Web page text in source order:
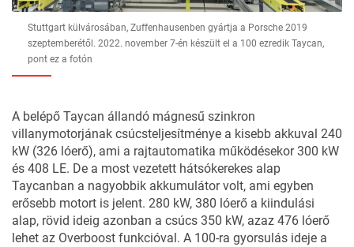
Stuttgart külvárosában, Zuffenhausenben gyártja a Porsche 2019
szeptemberétől. 2022. november 7-én készült el a 100 ezredik Taycan,
pont ez a fotón
A belépő Taycan állandó mágnesű szinkron
villanymotorjának csúcsteljesítménye a kisebb akkuval 240
kW (326 lóerő), ami a rajtautomatika működésekor 300 kW
és 408 LE. De a most vezetett hátsókerekes alap
Taycanban a nagyobbik akkumulátor volt, ami egyben
erősebb motort is jelent. 280 kW, 380 lóerő a kiindulási
alap, rövid ideig azonban a csúcs 350 kW, azaz 476 lóerő
lehet az Overboost funkcióval. A 100-ra gyorsulás ideje a